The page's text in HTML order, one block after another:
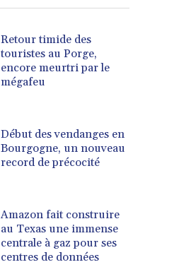
Retour timide des
touristes au Porge,
encore meurtri par le
mégafeu
Début des vendanges en
Bourgogne, un nouveau
record de précocité
Amazon fait construire
au Texas une immense
centrale à gaz pour ses
centres de données